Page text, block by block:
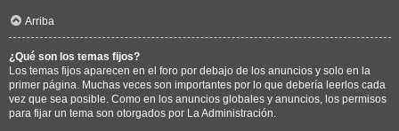
Arriba
¿Qué son los temas fijos?
Los temas fijos aparecen en el foro por debajo de los anuncios y solo en la
primer página. Muchas veces son importantes por lo que debería leerlos cada
vez que sea posible. Como en los anuncios globales y anuncios, los permisos
para fijar un tema son otorgados por La Administración.